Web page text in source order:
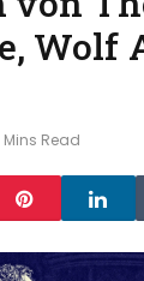
Wolf
Mins Read